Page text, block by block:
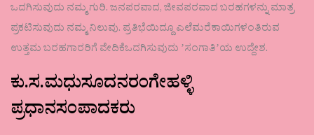
ಒದಗಿಸುವುದು ನಮ್ಮ ಗುರಿ. ಜನಪರವಾದ, ಜೀವಪರವಾದ ಬರಹಗಳನ್ನು ಮಾತ್ರ
ಪ್ರಕಟಿಸುವುದು ನಮ್ಮ ನಿಲುವು. ಪ್ರತಿಭೆಯಿದ್ದೂ ಎಲೆಮರೆಕಾಯಿಗಳಂತಿರುವ
ಉತ್ತಮ ಬರಹಗಾರರಿಗೆ ವೇದಿಕೆಒದಗಿಸುವುದು ʼಸಂಗಾತಿʼಯ ಉದ್ದೇಶ.
ಕು.ಸ.ಮಧುಸೂದನರಂಗೇಹಳ್ಳಿ
ಪ್ರಧಾನಸಂಪಾದಕರು